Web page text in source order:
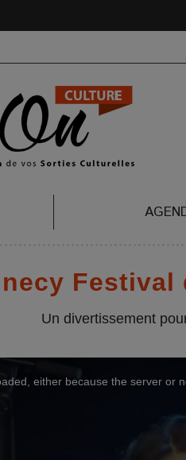
Festival
Un divertissement